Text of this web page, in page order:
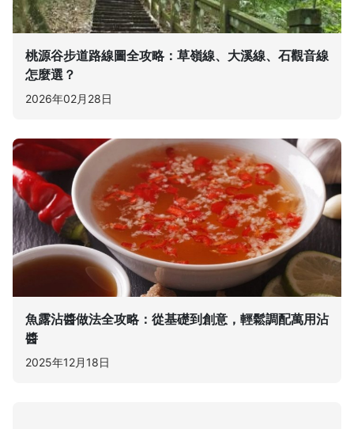
桃源谷步道路線圖全攻略：草嶺線、大溪線、石觀音線
怎麼選？
2026年02月28日
魚露沾醬做法全攻略：從基礎到創意，輕鬆調配萬用沾
醬
2025年12月18日